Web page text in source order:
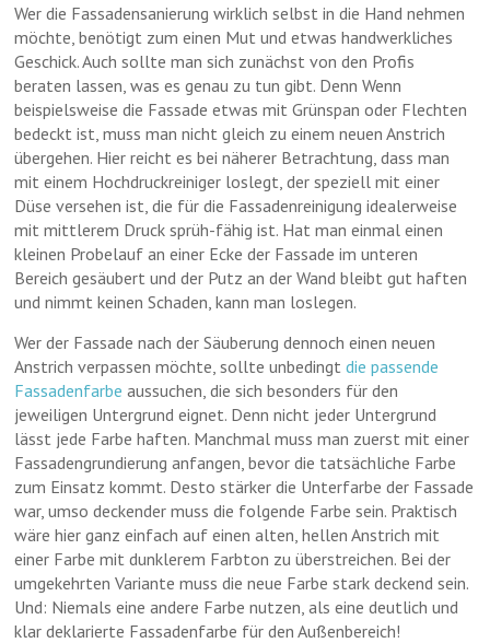
Wer die Fassadensanierung wirklich selbst in die Hand nehmen
möchte, benötigt zum einen Mut und etwas handwerkliches
Geschick. Auch sollte man sich zunächst von den Profis
beraten lassen, was es genau zu tun gibt. Denn Wenn
beispielsweise die Fassade etwas mit Grünspan oder Flechten
bedeckt ist, muss man nicht gleich zu einem neuen Anstrich
übergehen. Hier reicht es bei näherer Betrachtung, dass man
mit einem Hochdruckreiniger loslegt, der speziell mit einer
Düse versehen ist, die für die Fassadenreinigung idealerweise
mit mittlerem Druck sprüh-fähig ist. Hat man einmal einen
kleinen Probelauf an einer Ecke der Fassade im unteren
Bereich gesäubert und der Putz an der Wand bleibt gut haften
und nimmt keinen Schaden, kann man loslegen.
Wer der Fassade nach der Säuberung dennoch einen neuen
Anstrich verpassen möchte, sollte unbedingtdie passende
Fassadenfarbe aussuchen, die sich besonders für den
jeweiligen Untergrund eignet. Denn nicht jeder Untergrund
lässt jede Farbe haften. Manchmal muss man zuerst mit einer
Fassadengrundierung anfangen, bevor die tatsächliche Farbe
zum Einsatz kommt. Desto stärker die Unterfarbe der Fassade
war, umso deckender muss die folgende Farbe sein. Praktisch
wäre hier ganz einfach auf einen alten, hellen Anstrich mit
einer Farbe mit dunklerem Farbton zu überstreichen. Bei der
umgekehrten Variante muss die neue Farbe stark deckend sein.
Und: Niemals eine andere Farbe nutzen, als eine deutlich und
klar deklarierte Fassadenfarbe für den Außenbereich!